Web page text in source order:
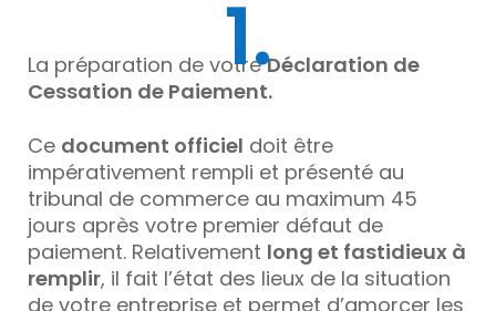
1.
La préparation de votreDéclaration de
Cessation de Paiement.
Ce document officiel doit être
impérativement rempli et présenté au
tribunal de commerce au maximum 45
jours après votre premier défaut de
paiement. Relativement long et fastidieux à
remplir, il fait l’état des lieux de la situation
de votre entreprise et permet d’amorcer les